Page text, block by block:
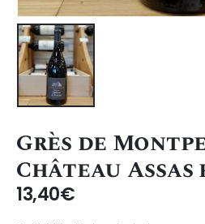
Grès de
Château
13,40€